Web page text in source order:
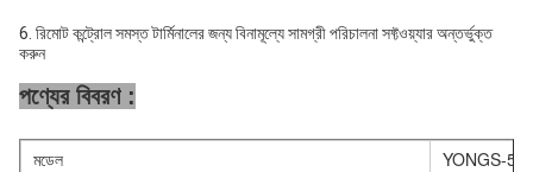
6. রিমোট কন্ট্রোল সমস্ত টার্মিনালের জন্য বিনামূল্যে সামগ্রী পরিচালনা সফ্টওয়্যার অন্তর্ভুক্ত
করুন
পণ্যের বিবরণ :
মডেল
YONGS-